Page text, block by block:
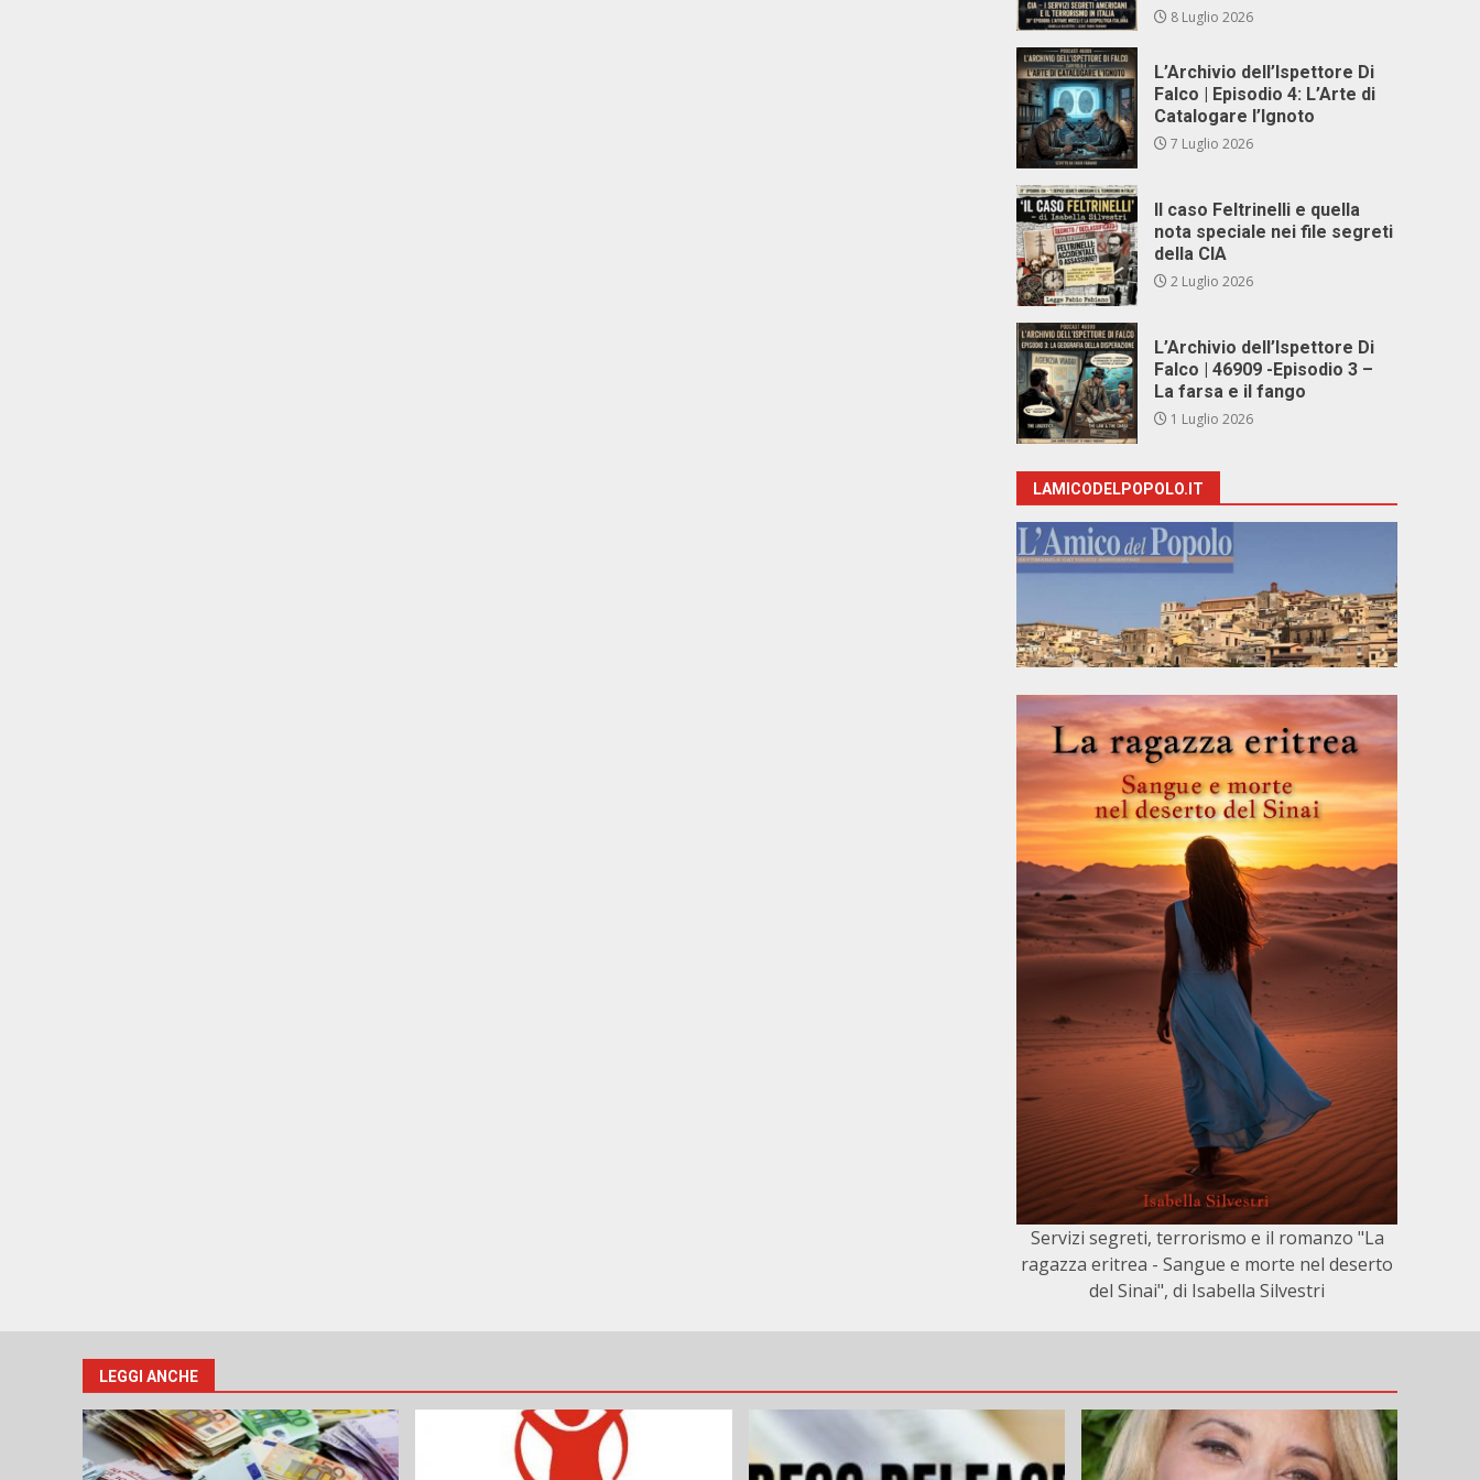
8 Luglio 2026
L’Archivio dell’Ispettore Di
Falco | Episodio 4: L’Arte di
Catalogare l’Ignoto
7 Luglio 2026
Il caso Feltrinelli e quella
nota speciale nei file segreti
della CIA
2 Luglio 2026
L’Archivio dell’Ispettore Di
Falco | 46909 -Episodio 3 –
La farsa e il fango
1 Luglio 2026
LAMICODELPOPOLO.IT
Servizi segreti, terrorismo e il romanzo "La
ragazza eritrea - Sangue e morte nel deserto
del Sinai", di Isabella Silvestri
LEGGI ANCHE